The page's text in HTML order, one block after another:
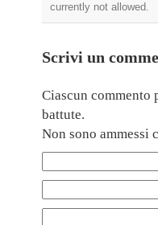
currently not allowed.
Scrivi un
Ciascun commento
battute.
Non sono ammessi